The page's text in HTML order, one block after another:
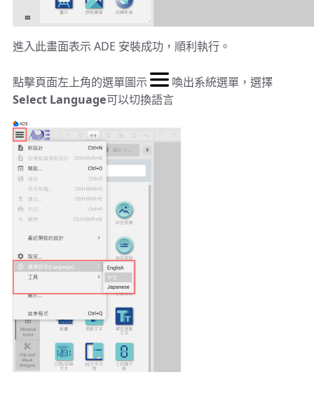
進入此畫面表示 ADE 安裝成功，順利執行。
點擊頁面左上角的選單圖示
喚出系統選單，選擇
Select Language可以切換語言